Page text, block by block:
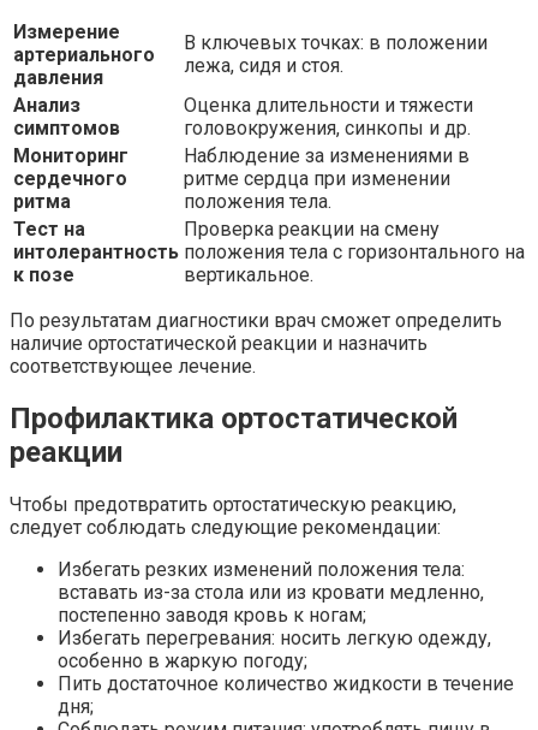
Измерение
артериального
давления
В ключевых точках: в положении
лежа, сидя и стоя.
Анализ
симптомов
Оценка длительности и тяжести
головокружения, синкопы и др.
Мониторинг
сердечного
ритма
Наблюдение за изменениями в
ритме сердца при изменении
положения тела.
Тест на
интолерантность
к позе
Проверка реакции на смену
положения тела с горизонтального на
вертикальное.
По результатам диагностики врач сможет определить
наличие ортостатической реакции и назначить
соответствующее лечение.
Профилактика ортостатической
реакции
Чтобы предотвратить ортостатическую реакцию,
следует соблюдать следующие рекомендации:
Избегать резких изменений положения тела:
вставать из-за стола или из кровати медленно,
постепенно заводя кровь к ногам;
Избегать перегревания: носить легкую одежду,
особенно в жаркую погоду;
Пить достаточное количество жидкости в течение
дня;